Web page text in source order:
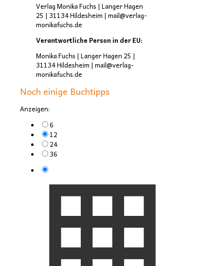
Verlag Monika Fuchs | Langer Hagen
25 | 31134 Hildesheim | mail@verlag-
monikafuchs.de
Verantwortliche Person in der EU:
Monika Fuchs | Langer Hagen 25 |
31134 Hildesheim | mail@verlag-
monikafuchs.de
Noch einige Buchtipps
Anzeigen:
6
12
24
36